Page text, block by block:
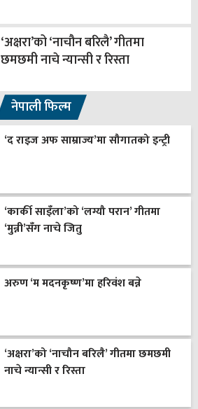
‘अक्षरा’को ‘नाचौन बरिलै’ गीतमा
छमछमी नाचे न्यान्सी र रिस्ता
नेपाली फिल्म
‘द राइज अफ साम्राज्य’मा सौगातको इन्ट्री
‘कार्की साइँला’को ‘लग्यौ परान’ गीतमा
‘मुन्नी’सँग नाचे जितु
अरुण ‘म मदनकृष्ण’मा हरिवंश बन्ने
‘अक्षरा’को ‘नाचौन बरिलै’ गीतमा छमछमी
नाचे न्यान्सी र रिस्ता